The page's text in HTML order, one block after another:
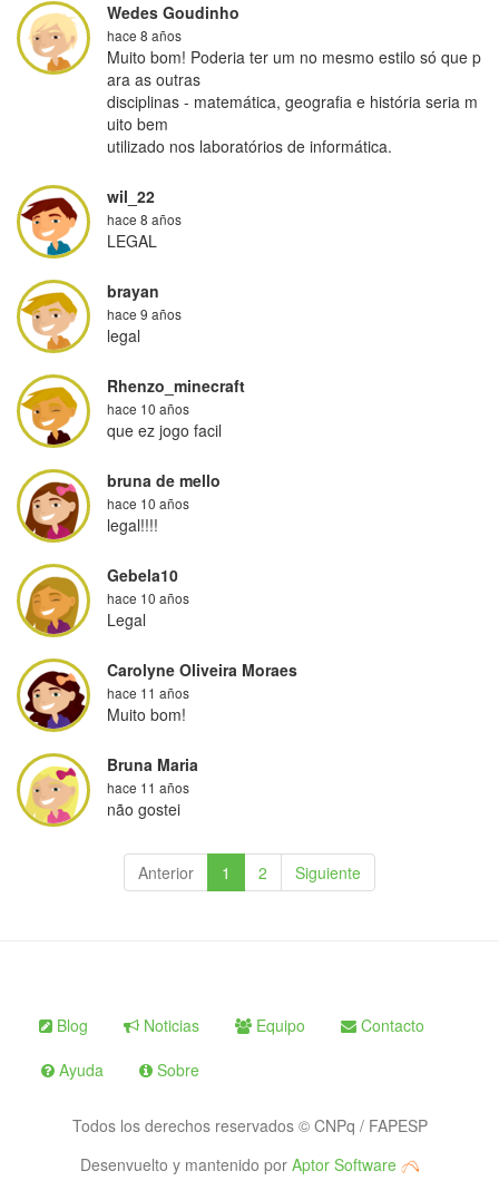
Wedes Goudinho
hace 8 años
Muito bom! Poderia ter um no mesmo estilo só que p
ara as outras
disciplinas - matemática, geografia e história seria m
uito bem
utilizado nos laboratórios de informática.
wil_22
hace 8 años
LEGAL
brayan
hace 9 años
legal
Rhenzo_minecraft
hace 10 años
que ez jogo facil
bruna de mello
hace 10 años
legal!!!!
Gebela10
hace 10 años
Legal
Carolyne Oliveira Moraes
hace 11 años
Muito bom!
Bruna Maria
hace 11 años
não gostei
Anterior 1 2 Siguiente
Blog Noticias Equipo
Contacto
Ayuda
Sobre
Todos los derechos reservados © CNPq / FAPESP
Desenvuelto y mantenido por Aptor Software